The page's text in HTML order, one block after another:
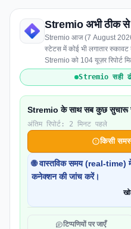
Stremio अभी ठीक से
Stremio आज (7 August 2026)
स्टेटस में कोई भी लगातार
Stremio को 104 यूज़र रिपोर्ट
Stremio सही
Stremio के साथ सब कुछ सुचारू
अंतिम रिपोर्ट: 2 मिनट पहले
किसी
🌐 वास्तविक समय (real-time)
कनेक्शन की जांच करें।
टिप्पणियों पर जाएँ